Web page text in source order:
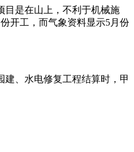
目是在山上，不利于机械施
开工，而气象资料显示5月份
、水电修复工程结算时，甲